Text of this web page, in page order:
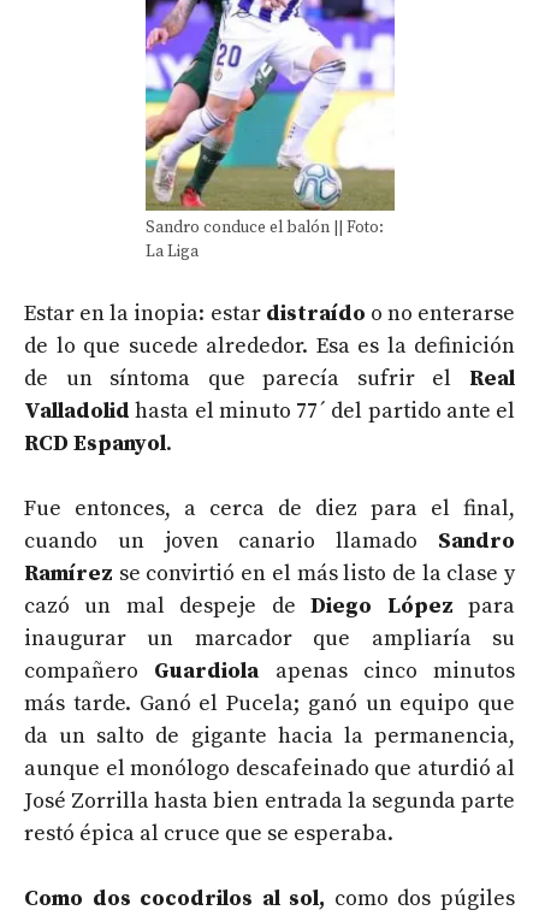
Sandro conduce el balón || Foto:
La Liga
Estar en la inopia: estar distraído o no enterarse
de lo que sucede alrededor. Esa es la definición
de un síntoma que parecía sufrir el Real
Valladolid hasta el minuto 77´ del partido ante el
RCD Espanyol.
Fue entonces, a cerca de diez para el final,
cuando un joven canario llamado Sandro
Ramírez se convirtió en el más listo de la clase y
cazó un mal despeje deDiego López para
inaugurar un marcador que ampliaría su
compañero Guardiola apenas cinco minutos
más tarde. Ganó el Pucela; ganó un equipo que
da un salto de gigante hacia la permanencia,
aunque el monólogo descafeinado que aturdió al
José Zorrilla hasta bien entrada la segunda parte
restó épica al cruce que se esperaba.
Como dos cocodrilos al sol, como dos púgiles